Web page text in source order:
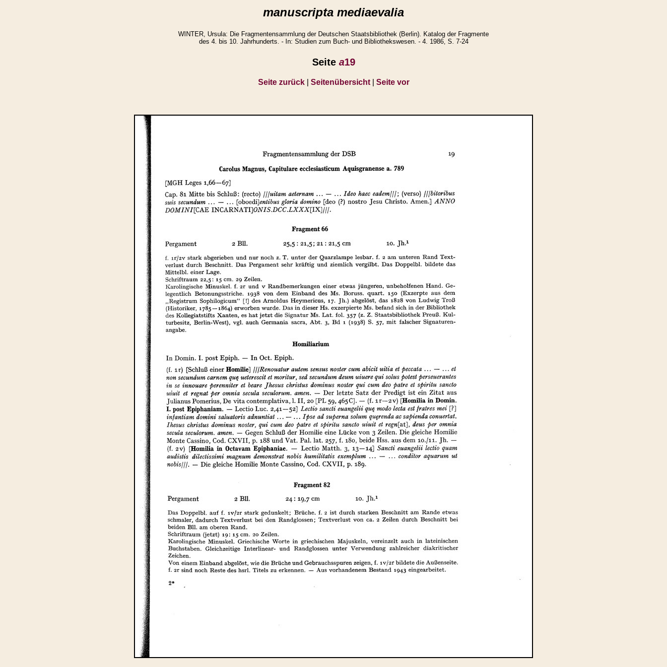
manuscripta mediaevalia
WINTER, Ursula: Die Fragmentensammlung der Deutschen Staatsbibliothek (Berlin). Katalog der Fragmente
des 4. bis 10. Jahrhunderts. - In: Studien zum Buch- und Bibliothekswesen. - 4. 1986, S. 7-24
Seite a19
Seite zurück| Seitenübersicht| Seite vor